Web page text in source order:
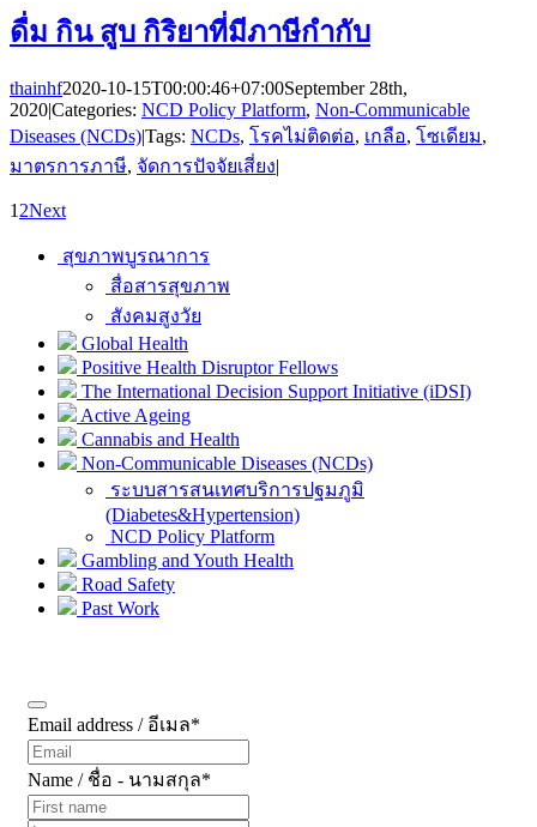
ดื่ม กิน สูบ กิริยาที่มีภาษีกำกับ
thainhf2020-10-15T00:00:46+07:00September 28th,
2020|Categories: NCD Policy Platform, Non-Communicable
Diseases (NCDs)|Tags: NCDs, โรคไม่ติดต่อ, เกลือ, โซเดียม,
มาตรการภาษี, จัดการปัจจัยเสี่ยง|
12Next
สุขภาพบูรณาการ
สื่อสารสุขภาพ
สังคมสูงวัย
Global Health
Positive Health Disruptor Fellows
The International Decision Support Initiative (iDSI)
Active Ageing
Cannabis and Health
Non-Communicable Diseases (NCDs)
ระบบสารสนเทศบริการปฐมภูมิ
(Diabetes&Hypertension)
NCD Policy Platform
Gambling and Youth Health
Road Safety
Past Work
Email address / อีเมล*
Name / ชื่อ - นามสกุล*